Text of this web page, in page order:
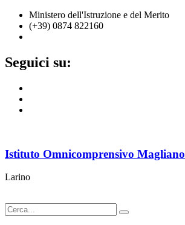
Ministero dell'Istruzione e del Merito
(+39) 0874 822160
Seguici su:
Istituto Omnicomprensivo Magliano
Larino